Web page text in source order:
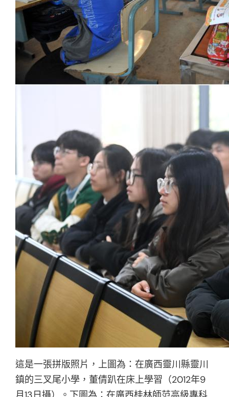
這是一張拼版照片，上圖為：在廣西靈川縣靈川
鎮的三叉尾小學，董倩趴在床上學習（2012年9